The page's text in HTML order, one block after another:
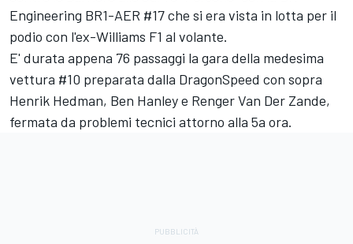
Engineering BR1-AER #17 che si era vista in lotta per il
podio con l'ex-Williams F1 al volante.
E' durata appena 76 passaggi la gara della medesima
vettura #10 preparata dalla DragonSpeed con sopra
Henrik Hedman, Ben Hanley e Renger Van Der Zande,
fermata da problemi tecnici attorno alla 5a ora.